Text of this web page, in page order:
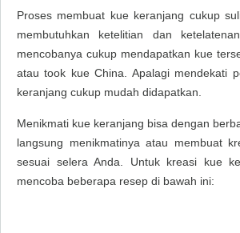
Proses membuat kue keranjang cukup
membutuhkan ketelitian dan
mencobanya cukup mendapatkan kue
atau took kue China. Apalagi mendekati
keranjang cukup mudah didapatkan.
Menikmati kue keranjang bisa dengan
langsung menikmatinya atau membuat
sesuai selera Anda. Untuk kreasi kue
mencoba beberapa resep di bawah ini: